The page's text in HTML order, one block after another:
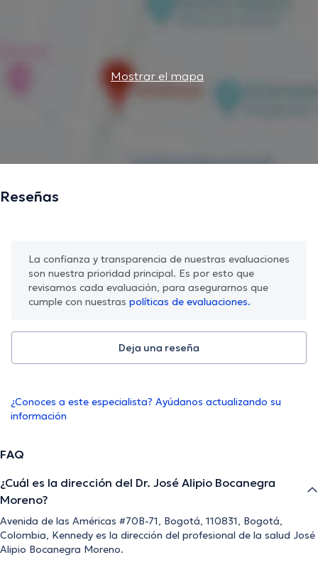
Mostrar el mapa
Reseñas
La confianza y transparencia de nuestras evaluaciones
son nuestra prioridad principal. Es por esto que
revisamos cada evaluación, para asegurarnos que
cumple con nuestras políticas de evaluaciones.
Deja una reseña
¿Conoces a este especialista? Ayúdanos actualizando su
información
FAQ
¿Cuál es la dirección del Dr. José Alipio Bocanegra
Moreno?
Avenida de las Américas #70B-71, Bogotá, 110831, Bogotá,
Colombia, Kennedy es la dirección del profesional de la salud José
Alipio Bocanegra Moreno.